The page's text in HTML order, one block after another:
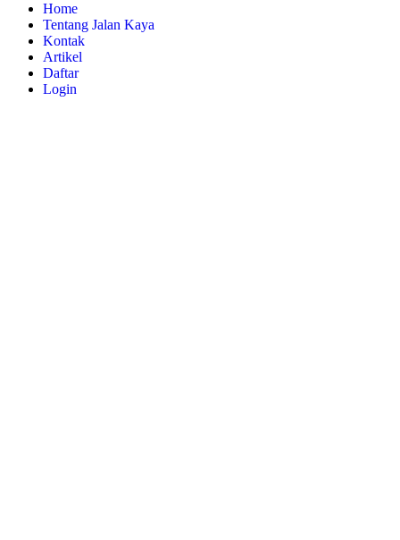
Home
Tentang Jalan Kaya
Kontak
Artikel
Daftar
Login